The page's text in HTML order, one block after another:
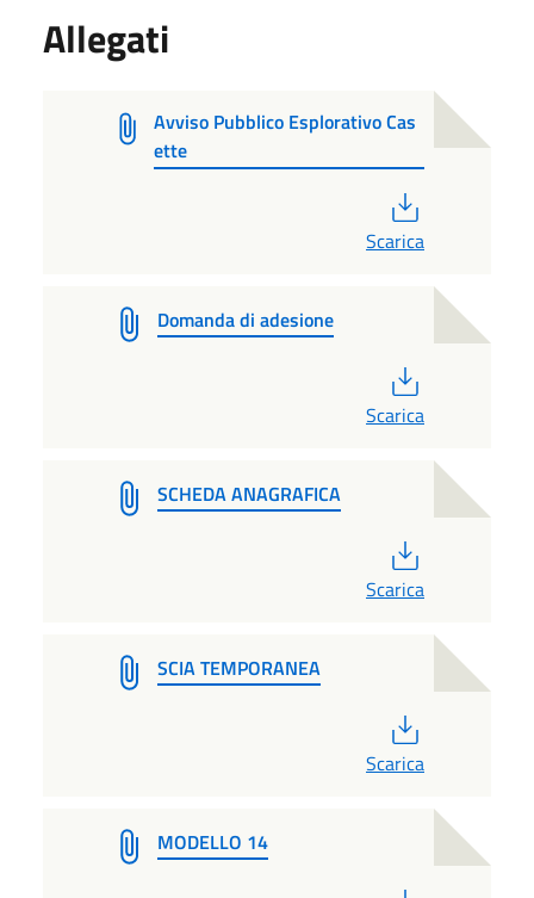
Allegati
Avviso Pubblico Esplorativo Cas
ette
Scarica
Domanda di adesione
Scarica
SCHEDA ANAGRAFICA
Scarica
SCIA TEMPORANEA
Scarica
MODELLO 14